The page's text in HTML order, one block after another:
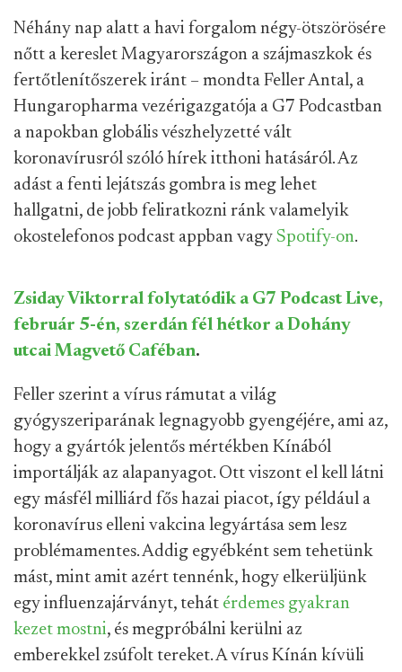
Néhány nap alatt a havi forgalom négy-ötszörösére
nőtt a kereslet Magyarországon a szájmaszkok és
fertőtlenítőszerek iránt – mondta Feller Antal, a
Hungaropharma vezérigazgatója a G7 Podcastban
a napokban globális vészhelyzetté vált
koronavírusról szóló hírek itthoni hatásáról. Az
adást a fenti lejátszás gombra is meg lehet
hallgatni, de jobb feliratkozni ránk valamelyik
okostelefonos podcast appban vagy Spotify-on.
Zsiday Viktorral folytatódik a G7 Podcast Live,
február 5-én, szerdán fél hétkor a Dohány
utcai Magvető Caféban.
Feller szerint a vírus rámutat a világ
gyógyszeriparának legnagyobb gyengéjére, ami az,
hogy a gyártók jelentős mértékben Kínából
importálják az alapanyagot. Ott viszont el kell látni
egy másfél milliárd fős hazai piacot, így például a
koronavírus elleni vakcina legyártása sem lesz
problémamentes. Addig egyébként sem tehetünk
mást, mint amit azért tennénk, hogy elkerüljünk
egy influenzajárványt, tehát érdemes gyakran
kezet mostni, és megpróbálni kerülni az
emberekkel zsúfolt tereket. A vírus Kínán kívüli